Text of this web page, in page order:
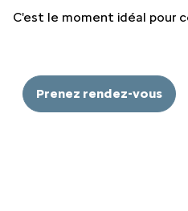
C'est le moment idéal pour
Prenez rendez-vous